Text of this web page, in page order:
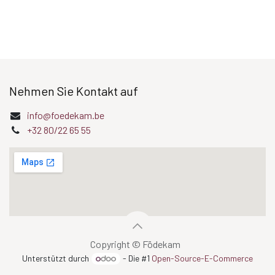
Nehmen Sie Kontakt auf
info@foedekam.be
+32 80/22 65 55
Copyright © Födekam
Unterstützt durch - Die #1 Open-Source-E-Commerce